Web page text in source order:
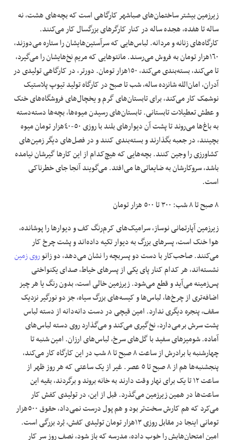
زیرزمین بیشتر ساختمان‌های صباشهر کارگاهی است که بچه‌های هشت، نه
ساله تا هفده، هجده ساله در کنار کارگرهای بزرگسال کار می‌کنند.
کارگاه‌های زنانه و مردانه. لباس‌هایی که سرآستین‌هایشان را ستاره می‌دوزند،
١٦٠‌هزار تومان به فروش می‌رسند. مانتوهایی که مریم نخ‌هایشان را می‌گیرد،
تا می‌کند، بسته‌بندی می‌کند، ١٥٠‌هزار تومان. دورتر، در کارگاهی تولیدی در
آدران، امان‌الله شانزده ساله، شب تا صبح در کارگاه تولید تیوپ پلاستیک
نوشمک کار می‌کند، برای تابستان‌های گرم و یخچال‌های فروشگاه‌های خنک
و عطش تعطیلات تابستانی. تابستان‌های رسیدن میوه‌ها، بچه‌ها دسته‌دسته
به باغ‌ها می‌روند تا پشت آن دیوارهای بلند با روزی ٥٠-٤٠‌هزار تومان میوه
بچینند، در جعبه بگذارند و بسته‌بندی کنند و در فصل‌های دیگر زمین‌های
کشاورزی را وجین کنند. بچه‌هایی که هیچ‌کدام از این کارها گیرشان نیامده
باشد، سروکارشان به ضایعاتی‌ها می‌افتد. می‌گویند آنجا جای خطرناکی
است.
٨ صبح تا ٨ شب: ٣٠٠ تا ٥٠٠‌ هزار تومان
زیرزمین آپارتمانی نوساز، سرامیک‌های کرم‌رنگ کف و دیوارها را پوشانده،
هوا خنک است، پسرهای بزرگ به دیوار تکیه داده‌اند و پشت چرخ کار
می‌کنند. صاحب‌کار با دست دو پسربچه را نشان می‌دهد، دو زانوروی زمین
نشسته‌اند، هر کدام کنار پای یکی از پسرهای خیاط، صدای یکنواختی
پس‌زمینه می‌آید و قطع‌ می‌شود. زیرزمین خالی است، بدون رنگ یا هر چیز
اضافه‌تری از چرخ‌ها، لباس‌ها و کیسه‌های بزرگ سیاه، جز دو نورگیر نزدیک
سقف، پنجره دیگری ندارد. امین قیچی در دست دانه‌دانه از دسته لباس
پشت سرش برمی‌دارد، نخ‌گیری می‌کند و می‌گذارد روی دسته لباس‌های
آماده. شومیزهای سفید با گل‌های سرخ، لباس‌های ارزان. امین شنبه تا
چهارشنبه با برادرش از ساعت ٨ صبح تا ٨ شب در این کارگاه کار می‌کند،
پنجشنبه‌ها هم از ٨ صبح تا ٥ عصر. غیر از یک ساعتی که هر روز ظهر از
ساعت ١٢ تا یک برای نهار وقت دارند به خانه بروند و برگردند، بقیه این
ساعت‌ها در همین زیرزمین می‌گذرد. قبل از این، در تولیدی کفش کار
می‌کرد که هم کارش سخت‌تر بود و هم پول درست نمی‌داد، حقوق ٥٠٠‌هزار
تومانی اینجا در مقابل روزی ١٣‌هزار تومان تولیدی کفش، بُرد بزرگی است.
امین امتحان‌هایش را خوب داده، مدرسه که باز شود، نصف روز سر کار